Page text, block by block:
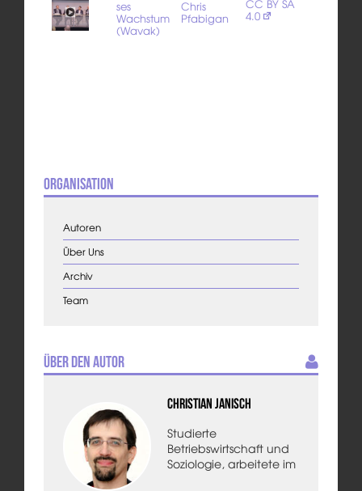
ses
Wachstum
(Wavak)
Chris
Pfabigan
CC BY SA
4.0
Organisation
Autoren
Über Uns
Archiv
Team
Über den Autor
Christian Janisch
Studierte
Betriebswirtschaft und
Soziologie, arbeitete im